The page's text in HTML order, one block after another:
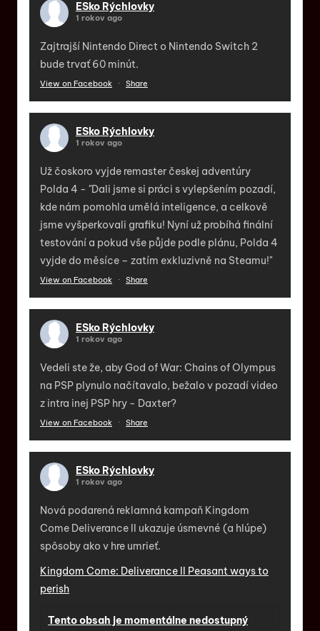
ESko Rýchlovky
1 rokov ago
Zajtrajší Nintendo Direct o Nintendo Switch 2
bude trvať 60 minút.
View on Facebook · Share
ESko Rýchlovky
1 rokov ago
Už čoskoro vyjde remaster českej adventúry
Polda 4 - "Dali jsme si práci s vylepšením pozadí,
kde nám pomohla umělá inteligence, a celkově
jsme vyšperkovali grafiku! Nyní už probíhá finální
testování a pokud vše půjde podle plánu, Polda 4
vyjde do měsíce – zatím exkluzivně na Steamu!"
View on Facebook · Share
ESko Rýchlovky
1 rokov ago
Vedeli ste že, aby God of War: Chains of Olympus
na PSP plynulo načítavalo, bežalo v pozadí video
z intra inej PSP hry - Daxter?
View on Facebook · Share
ESko Rýchlovky
1 rokov ago
Nová podarená reklamná kampaň Kingdom
Come Deliverance II ukazuje úsmevné (a hlúpe)
spôsoby ako v hre umrieť.
Kingdom Come: Deliverance II Peasant ways to
perish
Tento obsah je momentálne nedostupný